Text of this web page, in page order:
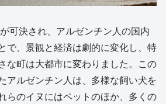
可決され、アルゼンチン人の国内
で、景観と経済は劇的に変化し、特
な町は大都市に変わりました。この
アルゼンチン人は、多様な飼い犬を
らのイヌにはペットのほか、多くの